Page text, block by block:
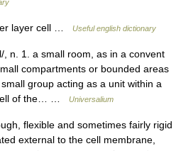
layer cell … Useful english dictionary
n. 1. a small room, as in a convent
compartments or bounded areas
group acting as a unit within a
of the… …
Universalium
flexible and sometimes fairly rigid
external to the cell membrane,